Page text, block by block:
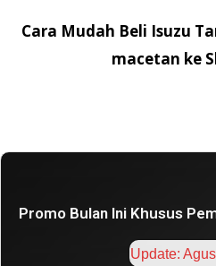
Cara Mudah Beli Isuzu
macetan ke
Promo Bulan Ini Khusus
Update: